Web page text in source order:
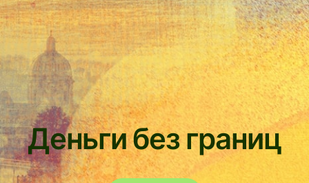
Деньги без границ